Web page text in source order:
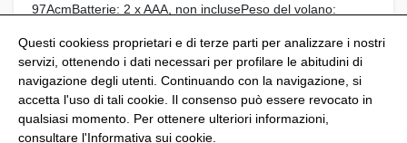
97AcmBatterie: 2 x AAA, non inclusePeso del volano:
@Shoptize 2026
Questi cookiess proprietari e di terze parti per analizzare i nostri
servizi, ottenendo i dati necessari per profilare le abitudini di
navigazione degli utenti. Continuando con la navigazione, si
accetta l'uso di tali cookie. Il consenso può essere revocato in
qualsiasi momento. Per ottenere ulteriori informazioni,
consultare l'Informativa sui cookie